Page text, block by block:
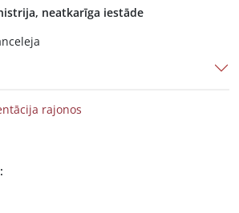
neatkarīga iestāde
rajonos